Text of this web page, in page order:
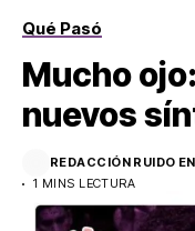
Qué Pasó
Mucho
nuevos
REDACCIÓN RUIDO
1 MINS LECTURA